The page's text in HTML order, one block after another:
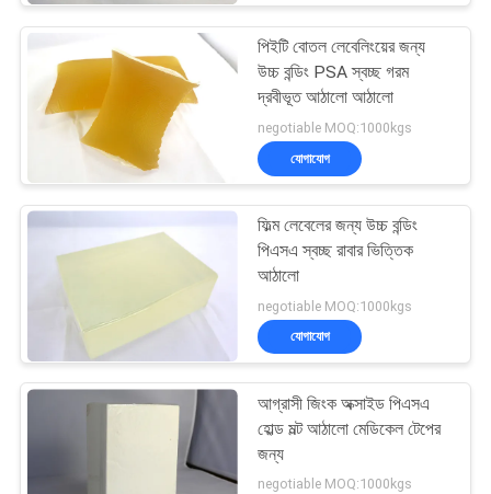
গরম দ্রবীভূত করা আঠালো
হট গলিত রাবার আঠালো
পিইটি বোতল লেবেলিংয়ের জন্য
উচ্চ বন্ডিং PSA স্বচ্ছ গরম
দ্রবীভূত আঠালো আঠালো
negotiable MOQ:1000kgs
যোগাযোগ
ফিল্ম লেবেলের জন্য উচ্চ বন্ডিং
পিএসএ স্বচ্ছ রাবার ভিত্তিক
আঠালো
negotiable MOQ:1000kgs
যোগাযোগ
আগ্রাসী জিংক অক্সাইড পিএসএ
হোল্ড মল্ট আঠালো মেডিকেল টেপের
জন্য
negotiable MOQ:1000kgs